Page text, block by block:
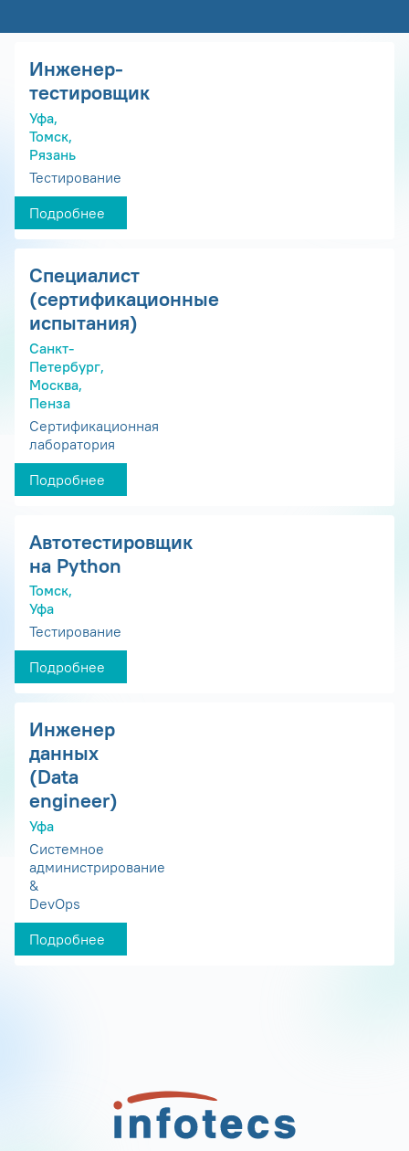
Инженер-
тестировщик
Уфа,
Томск,
Рязань
Тестирование
Подробнее
Специалист
(сертификационные
испытания)
Санкт-
Петербург,
Москва,
Пенза
Сертификационная
лаборатория
Подробнее
Автотестировщик
на Python
Томск,
Уфа
Тестирование
Подробнее
Инженер
данных
(Data
engineer)
Уфа
Системное
администрирование
&
DevOps
Подробнее